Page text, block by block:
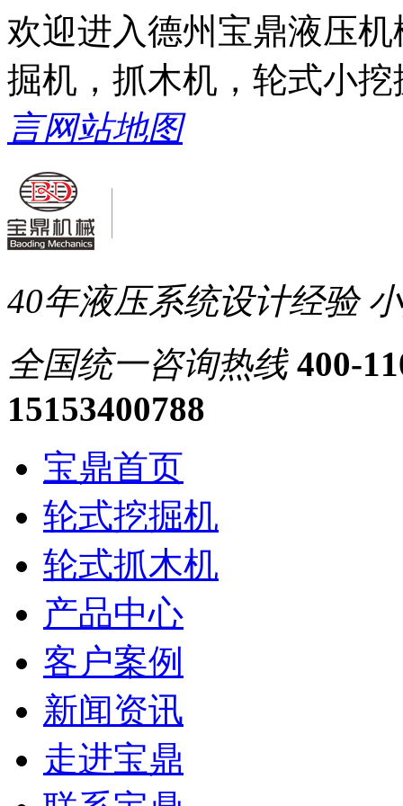
欢迎进入德州宝鼎液压
掘机，抓木机，轮式小
言网站地图
40年液压系统设计经验
全国统一咨询热线 400-
15153400788
宝鼎首页
轮式挖掘机
轮式抓木机
产品中心
客户案例
新闻资讯
走进宝鼎